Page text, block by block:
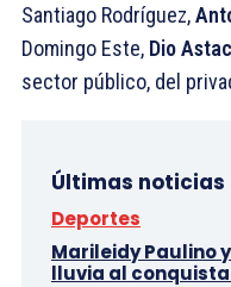
Santiago Rodríguez,
Domingo Este, Dio
sector público, del
Últimas noticias
Deportes
Marileidy Paulino
lluvia al